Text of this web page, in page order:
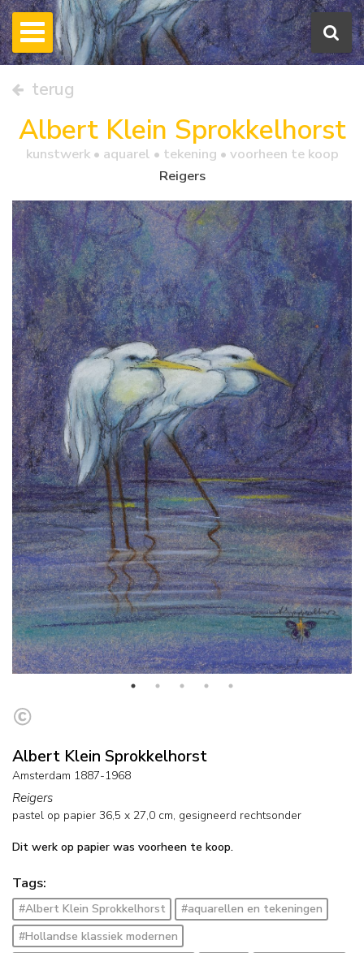
terug
Albert Klein Sprokkelhorst
kunstwerk • aquarel • tekening • voorheen te koop
Reigers
Albert Klein Sprokkelhorst
Amsterdam 1887-1968
Reigers
pastel op papier 36,5 x 27,0 cm, gesigneerd rechtsonder
Dit werk op papier was voorheen te koop.
Tags:
#Albert Klein Sprokkelhorst
#aquarellen en tekeningen
#Hollandse klassiek modernen